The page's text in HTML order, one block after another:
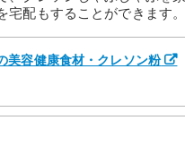
配もすることができます。
美容健康食材・クレソン粉